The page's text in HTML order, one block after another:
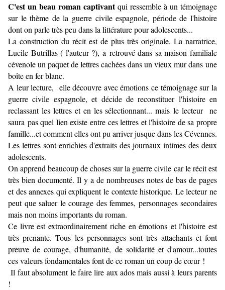
C'est un beau roman captivantqui ressemble à un témoignage
sur le thème de la guerre civile espagnole, période de l'histoire
dont on parle très peu dans la littérature pour adolescents...
La construction du récit est de plus très originale. La narratrice,
Lucile Butrillas ( l'auteur ?), a retrouvé dans sa maison familiale
cévenole un paquet de lettres cachées dans un vieux mur dans une
boîte en fer blanc.
A leur lecture, elle découvre avec émotions ce témoignage sur la
guerre civile espagnole, et décide de reconstituer l'histoire en
reclassant les lettres et en les sélectionnant... mais le lecteur ne
saura pas quel lien existe entre ces lettres et l'histoire de sa propre
famille...et comment elles ont pu arriver jusque dans les Cévennes.
Les lettres sont enrichies d'extraits des journaux intimes des deux
adolescents.
On apprend beaucoup de choses sur la guerre civile car le récit est
très bien documenté. Il y a de nombreuses notes de bas de pages
et des annexes qui expliquent le contexte historique. Le lecteur ne
peut que saluer le courage des femmes, personnages secondaires
mais non moins importants du roman.
Ce livre est extraordinairement riche en émotions et l'histoire est
très prenante. Tous les personnages sont très attachants et font
preuve de courage, d'humanité, de solidarité et d'amour...toutes
ces valeurs fondamentales font de ce roman un coup de cœur !
Il faut absolument le faire lire aux ados mais aussi à leurs parents
!